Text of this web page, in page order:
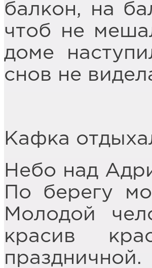
балкон, на
чтоб не
доме
снов не
Кафка
Небо над
По берегу
Молодой
красив
праздничной.